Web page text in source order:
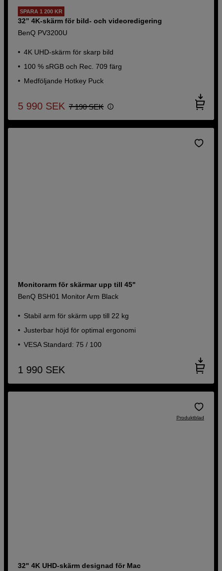
SPARA 1 200 KR
32” 4K-skärm för bild- och videoredigering
BenQ PV3200U
4K UHD-skärm för skarp bild
100 % sRGB och Rec. 709 färg
Medföljande Hotkey Puck
5 990 SEK 7 190 SEK
Monitorarm för skärmar upp till 45"
BenQ BSH01 Monitor Arm Black
Stabil arm för skärm upp till 22 kg
Justerbar höjd för optimal ergonomi
VESA Standard: 75 / 100
1 990 SEK
Produktblad
32" 4K UHD-skärm designad för Mac